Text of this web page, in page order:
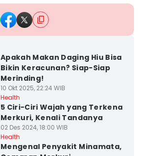
Apakah Makan Daging Hiu Bisa
Bikin Keracunan? Siap-Siap
Merinding!
10 Okt 2025, 22:24 WIB
Health
5 Ciri-Ciri Wajah yang Terkena
Merkuri, Kenali Tandanya
02 Des 2024, 18:00 WIB
Health
Mengenal Penyakit Minamata,